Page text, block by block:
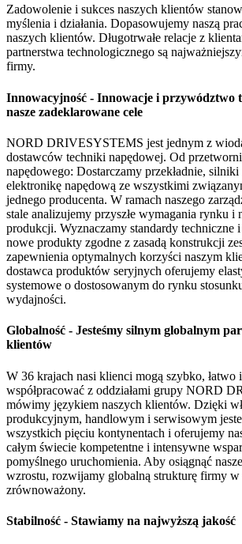
Zadowolenie i sukces naszych klientów
myślenia i działania. Dopasowujemy naszą
naszych klientów. Długotrwałe relacje z
partnerstwa technologicznego są
firmy.
Innowacyjność - Innowacje i przywództwo
nasze zadeklarowane cele
NORD DRIVESYSTEMS jest jednym z
dostawców techniki napędowej. Od
napędowego: Dostarczamy przekładnie,
elektronikę napędową ze wszystkimi
jednego producenta. W ramach naszego
stale analizujemy przyszłe wymagania rynku i
produkcji. Wyznaczamy standardy techniczne
nowe produkty zgodne z zasadą konstrukcji
zapewnienia optymalnych korzyści naszym
dostawca produktów seryjnych oferujemy
systemowe o dostosowanym do rynku
wydajności.
Globalność - Jesteśmy silnym globalnym
klientów
W 36 krajach nasi klienci mogą szybko, łatwo
współpracować z oddziałami grupy NORD
mówimy językiem naszych klientów. Dzięki
produkcyjnym, handlowym i serwisowym
wszystkich pięciu kontynentach i oferujemy
całym świecie kompetentne i intensywne
pomyślnego uruchomienia. Aby osiągnąć
wzrostu, rozwijamy globalną strukturę firmy w
zrównoważony.
Stabilność - Stawiamy na najwyższą jakość